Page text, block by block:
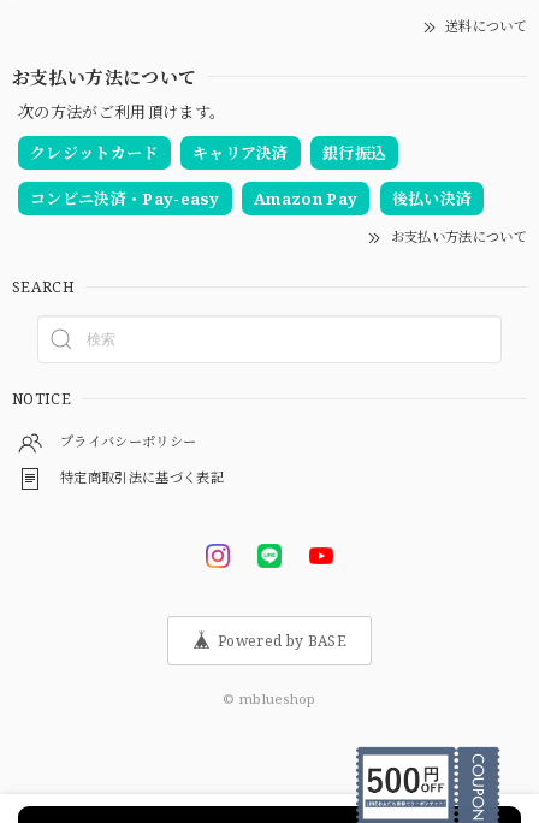
送料について
お支払い方法について
次の方法がご利用頂けます。
クレジットカード
キャリア決済 銀行振込
コンビニ決済・Pay-easy Amazon Pay 後払い決済
お支払い方法について
SEARCH
NOTICE
プライバシーポリシー
特定商取引法に基づく表記
Powered by BASE
© mblueshop